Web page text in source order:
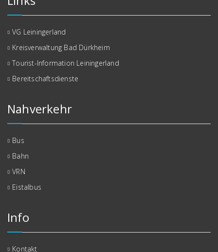
VG Leiningerland
Kreisverwaltung Bad Dürkheim
Tourist-Information Leiningerland
Bereitschaftsdienste
Nahverkehr
Bus
Bahn
VRN
Eistalbus
Info
Kontakt